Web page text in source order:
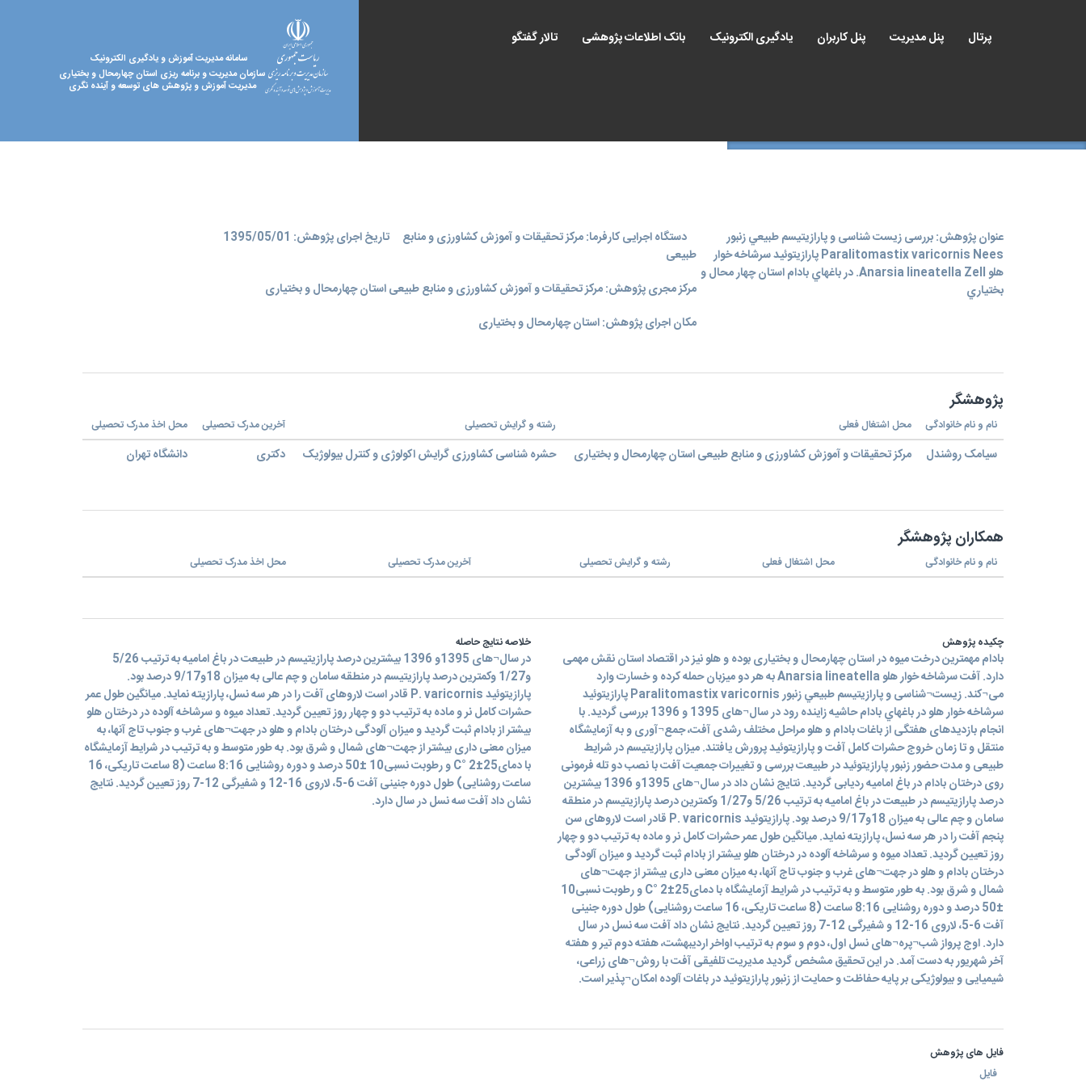
سامانه مدیریت آموزش و یادگیری الکترونیک
سازمان مدیریت و برنامه ریزی استان چهارمحال و بختیاری
مدیریت آموزش و پژوهش های توسعه و آینده نگری
پرتال پنل مدیریت پنل کاربران یادگیری الکترونیک بانک اطلاعات پژوهشی تالار گفتگو
عنوان پژوهش: بررسی زیست شناسی و پارازيتيسم طبيعي زنبور
Paralitomastix varicornis Nees پارازیتوئید سرشاخه خوار
هلو Anarsia lineatella Zell. در باغ‏هاي بادام استان چهار محال و
بختياري
دستگاه اجرایی کارفرما: مرکز تحقیقات و آموزش کشاورزی و منابع
طبیعی
تاریخ اجرای پژوهش: 1395/05/01
مرکز مجری پژوهش: مرکز تحقیقات و آموزش کشاورزی و منابع طبیعی استان چهارمحال و بختیاری
مکان اجرای پژوهش: استان چهارمحال و بختياری
پژوهشگر
نام و نام خانوادگی محل اشتغال فعلی رشته و گرایش تحصیلی آخرین مدرک تحصیلی محل اخذ مدرک تحصیلی
سیامک روشندل مرکز تحقیقات و آموزش کشاورزی و منابع طبیعی استان چهارمحال و بختیاری حشره شناسی کشاورزی گرایش اکولوژی و کنترل بیولوژیک دکتری دانشگاه تهران
همکاران پژوهشگر
نام و نام خانوادگی محل اشتغال فعلی رشته و گرایش تحصیلی آخرین مدرک تحصیلی محل اخذ مدرک تحصیلی
چکیده پژوهش
بادام مهمترین درخت میوه در استان چهارمحال و بختیاری بوده و هلو نیز در اقتصاد استان نقش مهمی
دارد. آفت سرشاخه خوار هلو Anarsia lineatella به هر دو میزبان حمله کرده و خسارت وارد
می¬کند. زیست¬شناسی و پارازيتيسم طبيعي زنبور Paralitomastix varicornis پارازیتوئید
سرشاخه خوار هلو در باغ‏هاي بادام حاشیه زاینده رود در سال¬های 1395 و 1396 بررسی گردید. با
انجام بازدیدهای هفتگی از باغات بادام و هلو مراحل مختلف رشدی آفت، جمع¬آوری و به آزمایشگاه
منتقل و تا زمان خروج حشرات کامل آفت و پارازیتوئید پرورش یافتند. میزان پارازیتیسم در شرایط
طبیعی و مدت حضور زنبور پارازيتوئيد در طبیعت بررسی و تغییرات جمعیت آفت با نصب دو تله فرمونی
روی درختان بادام در باغ امامیه ردیابی گردید. نتایج نشان داد در سال¬های 1395و 1396 بیشترین
درصد پارازیتیسم در طبیعت در باغ امامیه به ترتیب 5/26 و1/27 وکمترین درصد پارازیتیسم در منطقه
سامان و چم عالی به میزان 18و9/17 درصد بود. پارازیتوئید P. varicornis قادر است لاروهای سن
پنجم آفت را در هر سه نسل، پارازیته نماید. میانگین طول عمر حشرات کامل نر و ماده به ترتیب دو و چهار
روز تعیین گردید. تعداد میوه و سرشاخه آلوده در درختان هلو بیشتر از بادام ثبت گردید و میزان آلودگی
درختان بادام و هلو در جهت¬های غرب و جنوب تاج آنها، به میزان معنی داری بیشتر از جهت¬های
شمال و شرق بود. به طور متوسط و به ترتیب در شرایط آزمایشگاه با دمایC° 2±25 و رطوبت نسبی10
±50 درصد و دوره روشنایی 8:16 ساعت (8 ساعت تاریکی، 16 ساعت روشنایی) طول دوره جنینی
آفت 6-5، لاروی 16-12 و شفیرگی 12-7 روز تعیین گردید. نتایج نشان داد آفت سه نسل در سال
دارد. اوج پرواز شب¬پره¬های نسل اول، دوم و سوم به ترتیب اواخر اردیبهشت، هفته دوم تیر و هفته
آخر شهریور به دست آمد. در این تحقیق مشخص گردید مدیریت تلفیقی آفت با روش¬های زراعی،
شیمیایی و بیولوژیکی بر پایه حفاظت و حمایت از زنبور پارازیتوئید در باغات آلوده امکان¬پذیر است.
خلاصه نتایج حاصله
در سال¬های 1395و 1396 بیشترین درصد پارازیتیسم در طبیعت در باغ امامیه به ترتیب 5/26
و1/27 وکمترین درصد پارازیتیسم در منطقه سامان و چم عالی به میزان 18و9/17 درصد بود.
پارازیتوئید P. varicornis قادر است لاروهای آفت را در هر سه نسل، پارازیته نماید. میانگین طول عمر
حشرات کامل نر و ماده به ترتیب دو و چهار روز تعیین گردید. تعداد میوه و سرشاخه آلوده در درختان هلو
بیشتر از بادام ثبت گردید و میزان آلودگی درختان بادام و هلو در جهت¬های غرب و جنوب تاج آنها، به
میزان معنی داری بیشتر از جهت¬های شمال و شرق بود. به طور متوسط و به ترتیب در شرایط آزمایشگاه
با دمایC° 2±25 و رطوبت نسبی10 ±50 درصد و دوره روشنایی 8:16 ساعت (8 ساعت تاریکی، 16
ساعت روشنایی) طول دوره جنینی آفت 6-5، لاروی 16-12 و شفیرگی 12-7 روز تعیین گردید. نتایج
نشان داد آفت سه نسل در سال دارد.
فایل های پژوهش
فایل